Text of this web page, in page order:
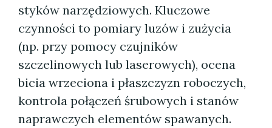
styków narzędziowych. Kluczowe
czynności to pomiary luzów i zużycia
(np. przy pomocy czujników
szczelinowych lub laserowych), ocena
bicia wrzeciona i płaszczyzn roboczych,
kontrola połączeń śrubowych i stanów
naprawczych elementów spawanych.